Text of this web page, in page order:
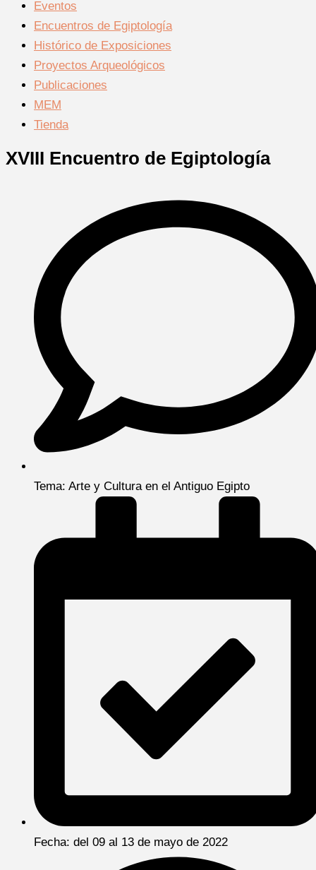
Eventos
Encuentros de Egiptología
Histórico de Exposiciones
Proyectos Arqueológicos
Publicaciones
MEM
Tienda
XVIII Encuentro de Egiptología
Tema: Arte y Cultura en el Antiguo Egipto
Fecha: del 09 al 13 de mayo de 2022